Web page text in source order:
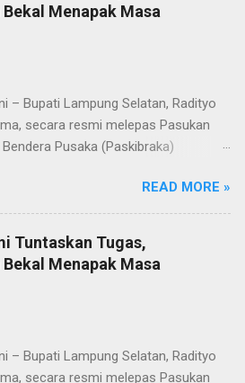
Menapak Masa
– Bupati Lampung Selatan, Radityo
secara resmi melepas Pasukan
Pusaka (Paskibraka)
dilakukan usai upacara penurunan
Lapangan Menara Siger, Bakauheni,
(17/8/2025). Sebanyak 41
yang sebelumnya sukses
Sang Saka Merah Putih pada
di Kabupaten Lampung Selatan, kini
apresiasi atas dedikasi, disiplin,
READ MORE »
Tuntaskan Tugas,
Menapak Masa
– Bupati Lampung Selatan, Radityo
secara resmi melepas Pasukan